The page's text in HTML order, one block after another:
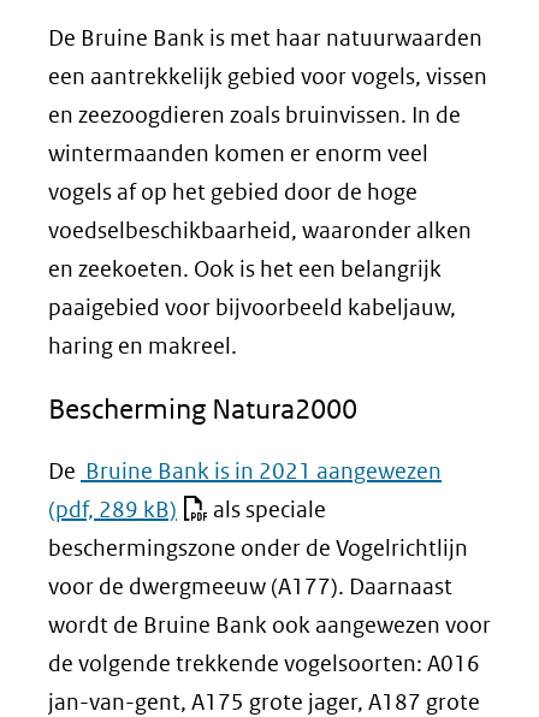
De Bruine Bank is met haar natuurwaarden
een aantrekkelijk gebied voor vogels, vissen
en zeezoogdieren zoals bruinvissen. In de
wintermaanden komen er enorm veel
vogels af op het gebied door de hoge
voedselbeschikbaarheid, waaronder alken
en zeekoeten. Ook is het een belangrijk
paaigebied voor bijvoorbeeld kabeljauw,
haring en makreel.
Bescherming Natura2000
De Bruine Bank is in 2021 aangewezen
(pdf, 289 kB)
als speciale
beschermingszone onder de Vogelrichtlijn
voor de dwergmeeuw (A177). Daarnaast
wordt de Bruine Bank ook aangewezen voor
de volgende trekkende vogelsoorten: A016
jan-van-gent, A175 grote jager, A187 grote